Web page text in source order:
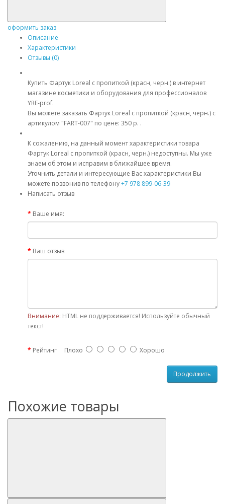
оформить заказ
Описание
Характеристики
Отзывы (0)
Купить Фартук Loreal с пропиткой (красн, черн.) в интернет
магазине косметики и оборудования для профессионалов
YRE-prof.
Вы можете заказать Фартук Loreal с пропиткой (красн, черн.) с
артикулом "FART-007" по цене: 350 р. .
К сожалению, на данный момент характеристики товара
Фартук Loreal с пропиткой (красн, черн.) недоступны. Мы уже
знаем об этом и исправим в ближайшее время.
Уточнить детали и интересующие Вас характеристики Вы
можете позвонив по телефону+7 978 899-06-39
Написать отзыв
Ваше имя:
Ваш отзыв
Внимание: HTML не поддерживается! Используйте обычный
текст!
Рейтинг Плохо Хорошо
Продолжить
Похожие товары